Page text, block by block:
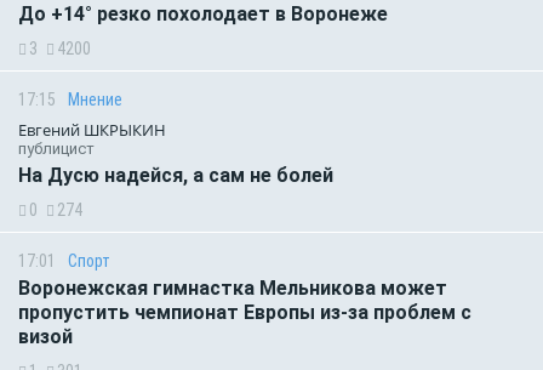
До +14° резко похолодает в Воронеже
3 4200
17:15 Мнение
Евгений ШКРЫКИН
публицист
На Дусю надейся, а сам не болей
0 274
17:01 Спорт
Воронежская гимнастка Мельникова может
пропустить чемпионат Европы из-за проблем с
визой